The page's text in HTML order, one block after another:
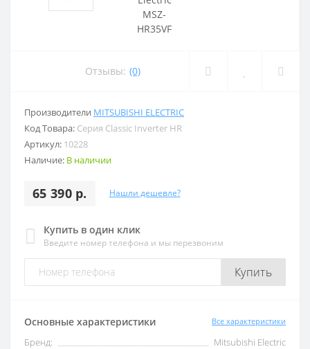
Отзывы: (0)
Производители MITSUBISHI ELECTRIC
Код Товара: Серия Classic Inverter HR
Артикул: 10228
Наличие: В наличии
65 390 р. Нашли дешевле?
Купить в один клик
Введите номер телефона и мы перезвоним
Купить
Основные характеристики Все характеристики
Бренд:
Mitsubishi Electric